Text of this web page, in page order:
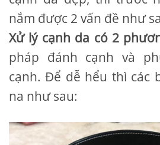
nắm được 2 vấn đề như
Xử lý cạnh da có 2
pháp đánh cạnh và
cạnh. Để dễ hểu thì các
na như sau: